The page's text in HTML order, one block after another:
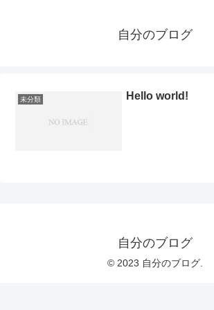
自分のブログ
未分類 Hello world!
自分のブログ
© 2023 自分のブログ.